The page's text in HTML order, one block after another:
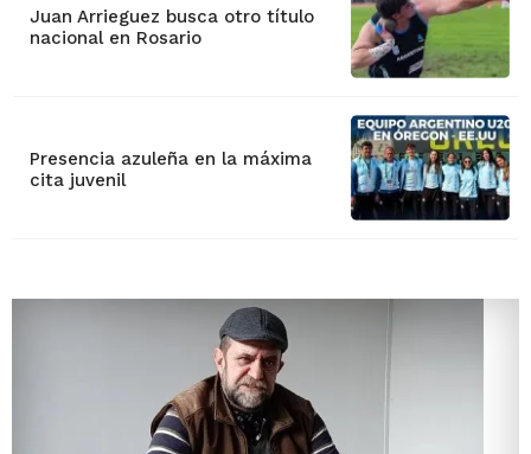
Juan Arrieguez busca otro título
nacional en Rosario
Presencia azuleña en la máxima
cita juvenil